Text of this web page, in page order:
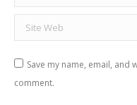
Site Web
Save my name, email, and
comment.